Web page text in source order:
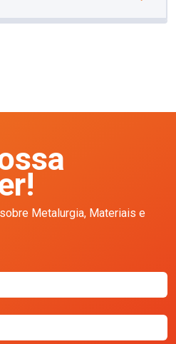
Metalurgia, Materiais e